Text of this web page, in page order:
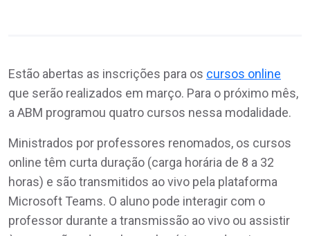
Estão abertas as inscrições para os cursos online
que serão realizados em março. Para o próximo mês,
a ABM programou quatro cursos nessa modalidade.
Ministrados por professores renomados, os cursos
online têm curta duração (carga horária de 8 a 32
horas) e são transmitidos ao vivo pela plataforma
Microsoft Teams. O aluno pode interagir com o
professor durante a transmissão ao vivo ou assistir